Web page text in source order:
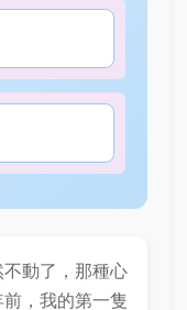
動了，那種心
，我的第一隻